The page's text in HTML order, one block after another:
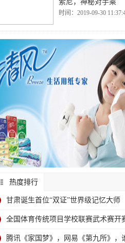
索尼，神秘对手乘
时间：2019-09-30
热度排行
甘肃诞生首位“双证”世界级记忆大师
全国体育传统项目学校联赛武术赛开
腾讯《家国梦》，网易《第九所》，